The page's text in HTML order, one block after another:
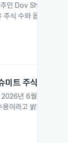
인 Dov Shiff가
식 수와 옵션 보유
트 주식 매도
년 6월 30일 개
이라고 밝히며 추가